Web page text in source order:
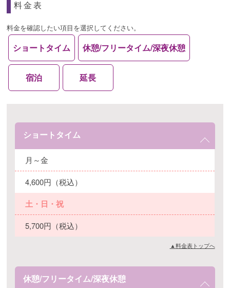
料金表
料金を確認したい項目を選択してください。
ショートタイム 休憩/フリータイム/深夜休憩
宿泊 延長
ショートタイム
月～金
4,600円（税込）
土・日・祝
5,700円（税込）
▲料金表トップへ
休憩/フリータイム/深夜休憩